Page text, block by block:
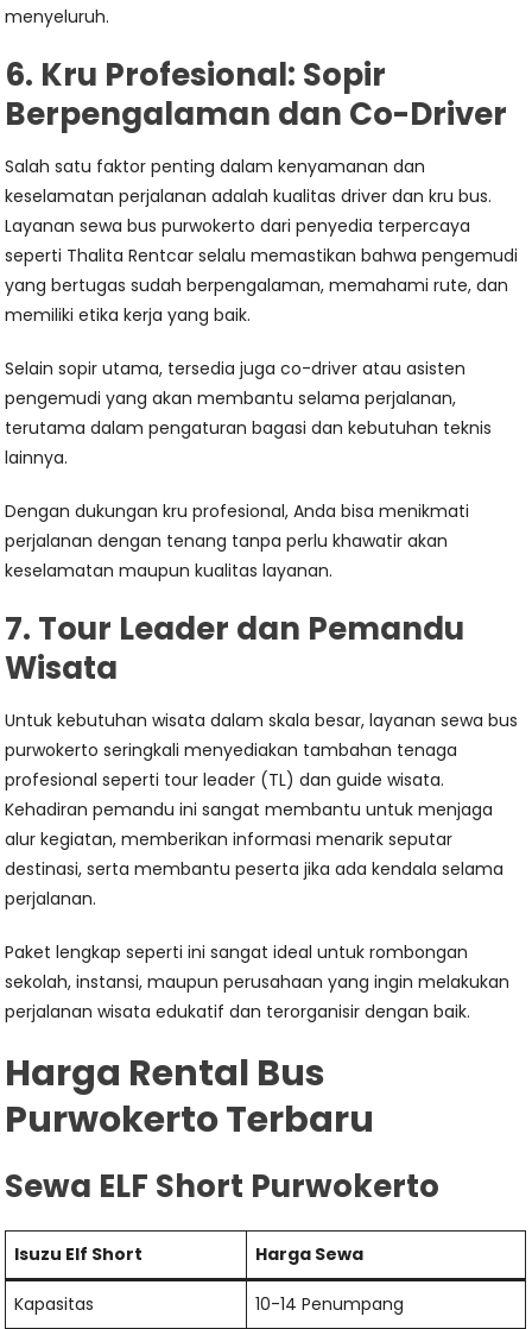
menyeluruh.
6. Kru Profesional: Sopir
Berpengalaman dan Co-Driver
Salah satu faktor penting dalam kenyamanan dan
keselamatan perjalanan adalah kualitas driver dan kru bus.
Layanan sewa bus purwokerto dari penyedia terpercaya
seperti Thalita Rentcar selalu memastikan bahwa pengemudi
yang bertugas sudah berpengalaman, memahami rute, dan
memiliki etika kerja yang baik.
Selain sopir utama, tersedia juga co-driver atau asisten
pengemudi yang akan membantu selama perjalanan,
terutama dalam pengaturan bagasi dan kebutuhan teknis
lainnya.
Dengan dukungan kru profesional, Anda bisa menikmati
perjalanan dengan tenang tanpa perlu khawatir akan
keselamatan maupun kualitas layanan.
7. Tour Leader dan Pemandu
Wisata
Untuk kebutuhan wisata dalam skala besar, layanan sewa bus
purwokerto seringkali menyediakan tambahan tenaga
profesional seperti tour leader (TL) dan guide wisata.
Kehadiran pemandu ini sangat membantu untuk menjaga
alur kegiatan, memberikan informasi menarik seputar
destinasi, serta membantu peserta jika ada kendala selama
perjalanan.
Paket lengkap seperti ini sangat ideal untuk rombongan
sekolah, instansi, maupun perusahaan yang ingin melakukan
perjalanan wisata edukatif dan terorganisir dengan baik.
Harga Rental Bus
Purwokerto Terbaru
Sewa ELF Short Purwokerto
Isuzu Elf Short Harga Sewa
Kapasitas
10-14 Penumpang